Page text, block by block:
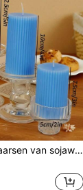
Geurende pilaarkaarsen van sojawas, set geribbelde pilaarkaarsen, elegante geribbelde moderne woondecoratie, geschikt voor badkamer en woonkamer (lichtblauw), Valentijnsdagdecoratie, Ramadan-decoratieset, feestkaarsen, geschikt als cadeau voor vrouwen, vriendinnen en als wintergeschenk.